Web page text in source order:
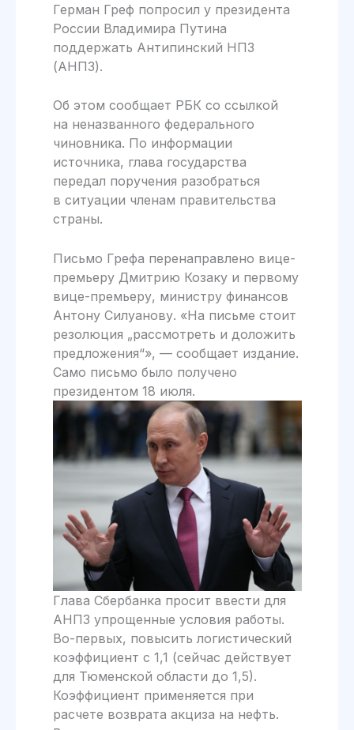
Герман Греф попросил у президента
России Владимира Путина
поддержать Антипинский НПЗ
(АНПЗ).
Об этом сообщает РБК со ссылкой
на неназванного федерального
чиновника. По информации
источника, глава государства
передал поручения разобраться
в ситуации членам правительства
страны.
Письмо Грефа перенаправлено вице-
премьеру Дмитрию Козаку и первому
вице-премьеру, министру финансов
Антону Силуанову. «На письме стоит
резолюция „рассмотреть и доложить
предложения“», — сообщает издание.
Само письмо было получено
президентом 18 июля.
Глава Сбербанка просит ввести для
АНПЗ упрощенные условия работы.
Во-первых, повысить логистический
коэффициент с 1,1 (сейчас действует
для Тюменской области до 1,5).
Коэффициент применяется при
расчете возврата акциза на нефть.